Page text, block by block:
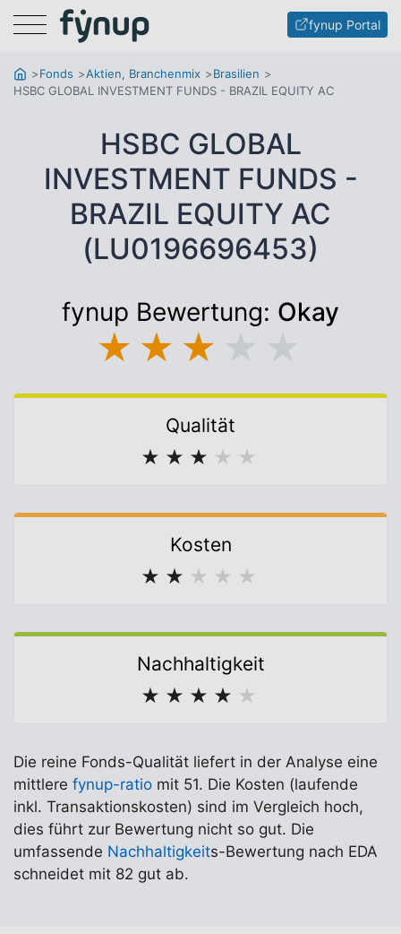
Menu fynup Portal
Fonds Aktien, Branchenmix
Brasilien
HSBC GLOBAL INVESTMENT FUNDS - BRAZIL EQUITY AC
HSBC GLOBAL
INVESTMENT FUNDS -
BRAZIL EQUITY AC
(LU0196696453)
fynup Bewertung: Okay
★ ★ ★
Qualität
★ ★ ★ ★ ★
Kosten
★ ★ ★ ★ ★
Nachhaltigkeit
★ ★ ★ ★ ★
Die reine Fonds-Qualität liefert in der Analyse eine
mittlere fynup-ratio mit 51. Die Kosten (laufende
inkl. Transaktionskosten) sind im Vergleich hoch,
dies führt zur Bewertung nicht so gut. Die
umfassende Nachhaltigkeits-Bewertung nach EDA
schneidet mit 82 gut ab.